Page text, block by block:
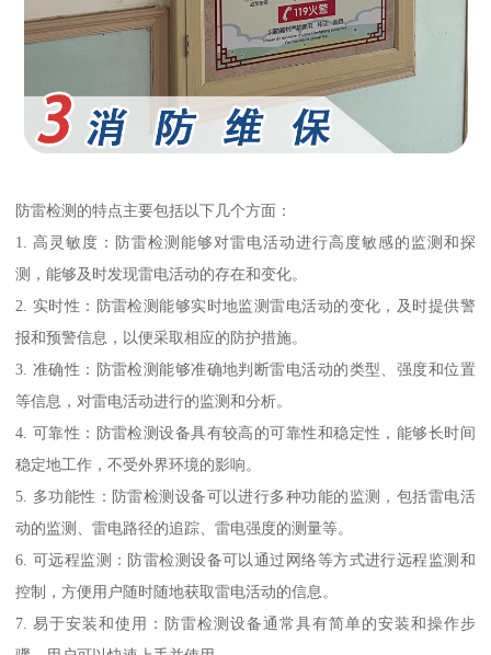
防雷检测的特点主要包括以下几个方面：
1. 高灵敏度：防雷检测能够对雷电活动进行高度敏感的监测和探
测，能够及时发现雷电活动的存在和变化。
2. 实时性：防雷检测能够实时地监测雷电活动的变化，及时提供警
报和预警信息，以便采取相应的防护措施。
3. 准确性：防雷检测能够准确地判断雷电活动的类型、强度和位置
等信息，对雷电活动进行的监测和分析。
4. 可靠性：防雷检测设备具有较高的可靠性和稳定性，能够长时间
稳定地工作，不受外界环境的影响。
5. 多功能性：防雷检测设备可以进行多种功能的监测，包括雷电活
动的监测、雷电路径的追踪、雷电强度的测量等。
6. 可远程监测：防雷检测设备可以通过网络等方式进行远程监测和
控制，方便用户随时随地获取雷电活动的信息。
7. 易于安装和使用：防雷检测设备通常具有简单的安装和操作步